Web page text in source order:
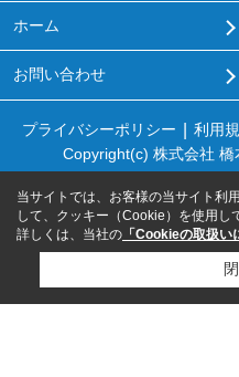
ホーム
お問い合わせ
プライバシーポリシー 利用
Copyright(c) 株式会社
当サイトでは、お客様の当サイト利
して、クッキー（Cookie）を使用し
詳しくは、当社の 「Cookieの取扱い